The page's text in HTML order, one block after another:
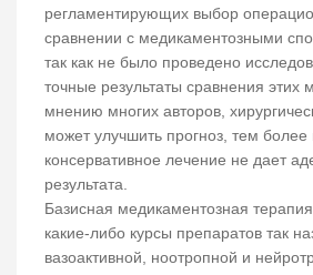
регламентирующих выбор
сравнении с медикаментозными
так как не было проведено
точные результаты сравнения этих
мнению многих авторов,
может улучшить прогноз, тем более
консервативное лечение не дает
результата.
Базисная медикаментозная
какие-либо курсы препаратов так
вазоактивной, ноотропной и